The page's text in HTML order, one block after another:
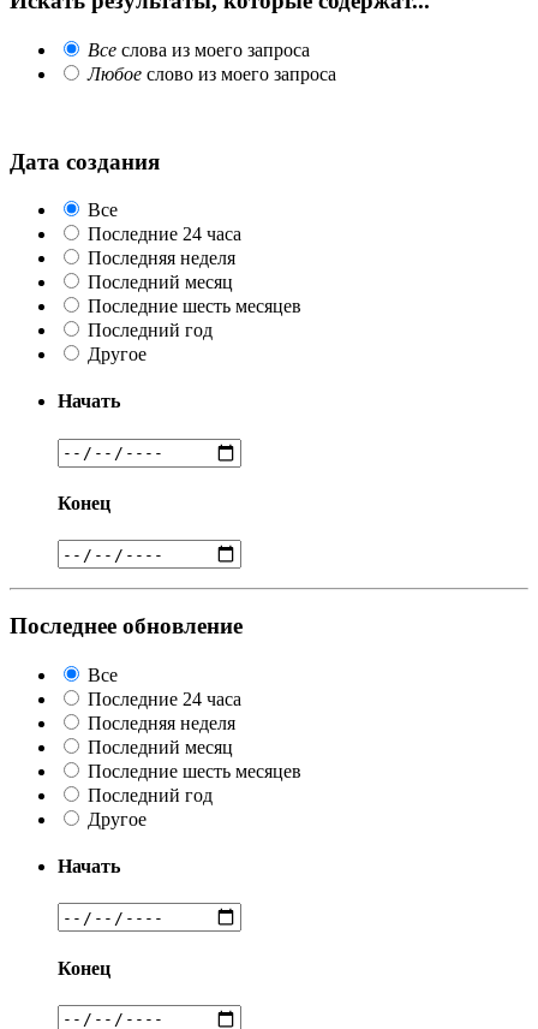
Все слова из моего запроса
Любое слово из моего запроса
Дата создания
Все
Последние 24 часа
Последняя неделя
Последний месяц
Последние шесть месяцев
Последний год
Другое
Начать
Конец
Последнее обновление
Все
Последние 24 часа
Последняя неделя
Последний месяц
Последние шесть месяцев
Последний год
Другое
Начать
Конец